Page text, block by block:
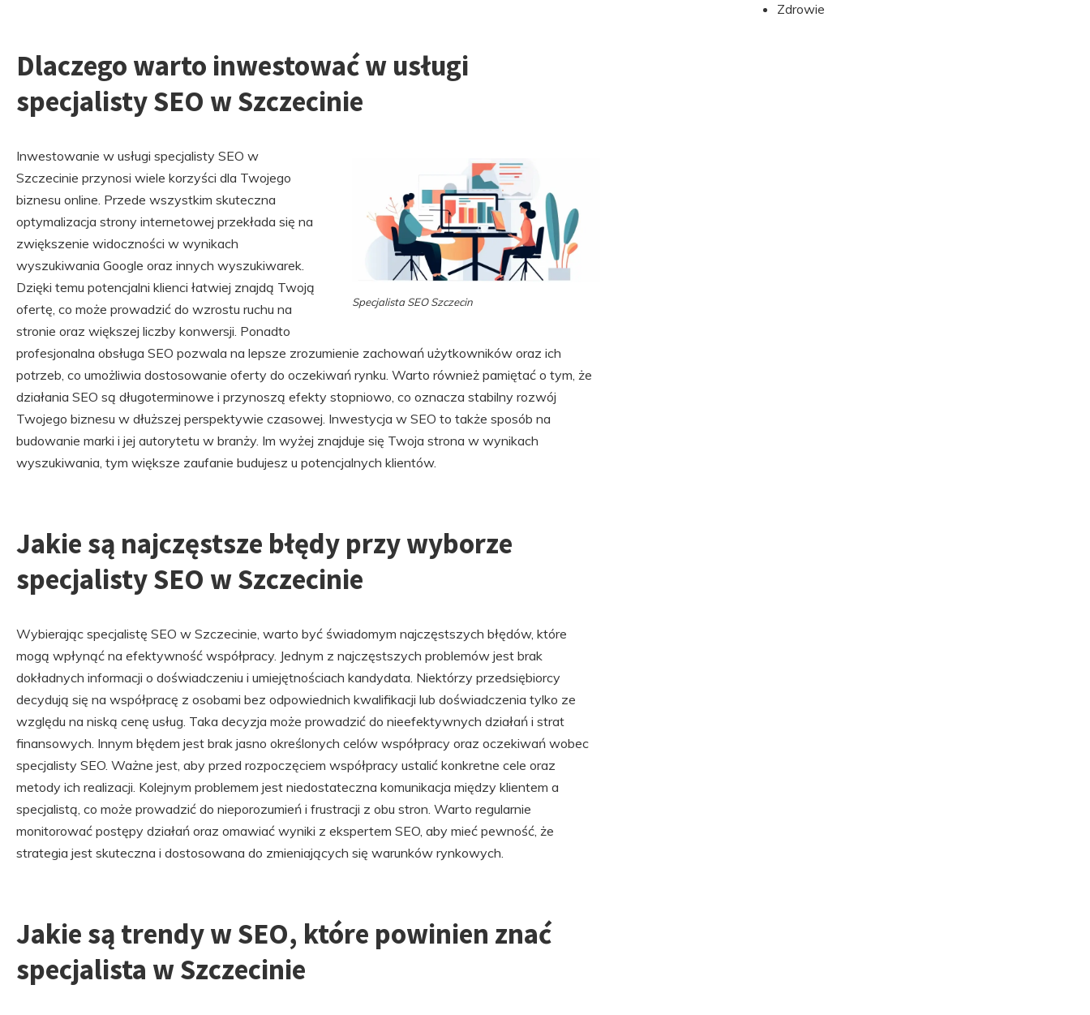
Dlaczego warto inwestować w usługi
specjalisty SEO w Szczecinie
Specjalista SEO Szczecin
Inwestowanie w usługi specjalisty SEO w
Szczecinie przynosi wiele korzyści dla Twojego
biznesu online. Przede wszystkim skuteczna
optymalizacja strony internetowej przekłada się na
zwiększenie widoczności w wynikach
wyszukiwania Google oraz innych wyszukiwarek.
Dzięki temu potencjalni klienci łatwiej znajdą Twoją
ofertę, co może prowadzić do wzrostu ruchu na
stronie oraz większej liczby konwersji. Ponadto
profesjonalna obsługa SEO pozwala na lepsze zrozumienie zachowań użytkowników oraz ich
potrzeb, co umożliwia dostosowanie oferty do oczekiwań rynku. Warto również pamiętać o tym, że
działania SEO są długoterminowe i przynoszą efekty stopniowo, co oznacza stabilny rozwój
Twojego biznesu w dłuższej perspektywie czasowej. Inwestycja w SEO to także sposób na
budowanie marki i jej autorytetu w branży. Im wyżej znajduje się Twoja strona w wynikach
wyszukiwania, tym większe zaufanie budujesz u potencjalnych klientów.
Jakie są najczęstsze błędy przy wyborze
specjalisty SEO w Szczecinie
Wybierając specjalistę SEO w Szczecinie, warto być świadomym najczęstszych błędów, które
mogą wpłynąć na efektywność współpracy. Jednym z najczęstszych problemów jest brak
dokładnych informacji o doświadczeniu i umiejętnościach kandydata. Niektórzy przedsiębiorcy
decydują się na współpracę z osobami bez odpowiednich kwalifikacji lub doświadczenia tylko ze
względu na niską cenę usług. Taka decyzja może prowadzić do nieefektywnych działań i strat
finansowych. Innym błędem jest brak jasno określonych celów współpracy oraz oczekiwań wobec
specjalisty SEO. Ważne jest, aby przed rozpoczęciem współpracy ustalić konkretne cele oraz
metody ich realizacji. Kolejnym problemem jest niedostateczna komunikacja między klientem a
specjalistą, co może prowadzić do nieporozumień i frustracji z obu stron. Warto regularnie
monitorować postępy działań oraz omawiać wyniki z ekspertem SEO, aby mieć pewność, że
strategia jest skuteczna i dostosowana do zmieniających się warunków rynkowych.
Jakie są trendy w SEO, które powinien znać
specjalista w Szczecinie
Zdrowie